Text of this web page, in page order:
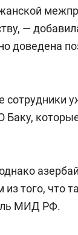
—
доведена
сотрудники
того, что
МИД РФ.